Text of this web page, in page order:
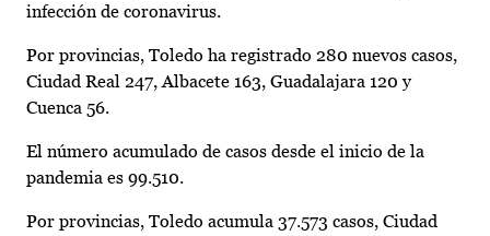
infección de coronavirus.
Por provincias, Toledo ha registrado 280 nuevos casos,
Ciudad Real 247, Albacete 163, Guadalajara 120 y
Cuenca 56.
El número acumulado de casos desde el inicio de la
pandemia es 99.510.
Por provincias, Toledo acumula 37.573 casos, Ciudad